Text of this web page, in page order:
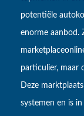
potentiële
enorme aanbod.
particulier, maar
Deze
systemen en is